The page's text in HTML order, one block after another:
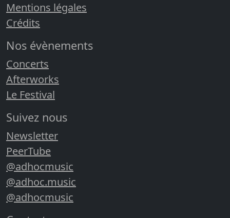
Mentions légales
Crédits
Nos évènements
Concerts
Afterworks
Le Festival
Suivez nous
Newsletter
PeerTube
@adhocmusic
@adhoc.music
@adhocmusic